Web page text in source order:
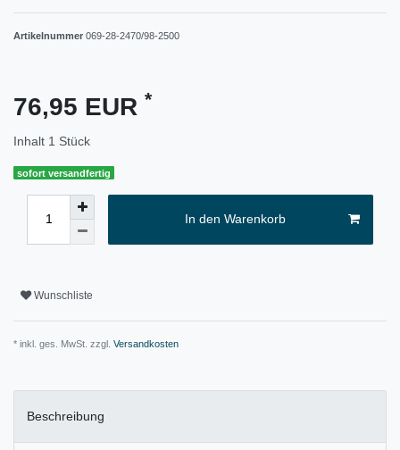
Artikelnummer 069-28-2470/98-2500
76,95 EUR *
Inhalt 1 Stück
sofort versandfertig
In den Warenkorb
Wunschliste
* inkl. ges. MwSt. zzgl. Versandkosten
Beschreibung